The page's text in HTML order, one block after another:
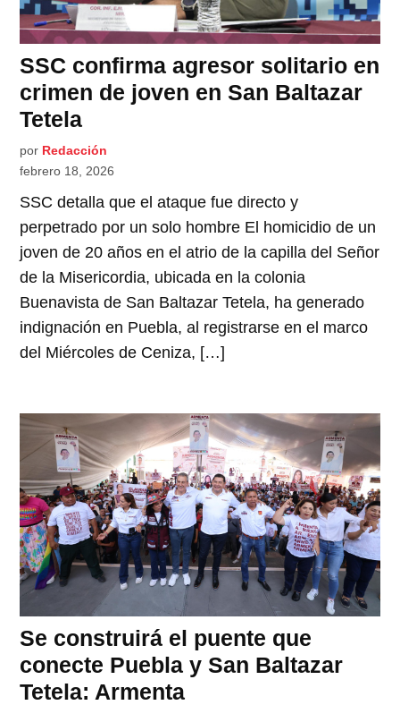
SSC confirma agresor solitario en
crimen de joven en San Baltazar
Tetela
por Redacción
febrero 18, 2026
SSC detalla que el ataque fue directo y
perpetrado por un solo hombre El homicidio de un
joven de 20 años en el atrio de la capilla del Señor
de la Misericordia, ubicada en la colonia
Buenavista de San Baltazar Tetela, ha generado
indignación en Puebla, al registrarse en el marco
del Miércoles de Ceniza, […]
Se construirá el puente que
conecte Puebla y San Baltazar
Tetela: Armenta